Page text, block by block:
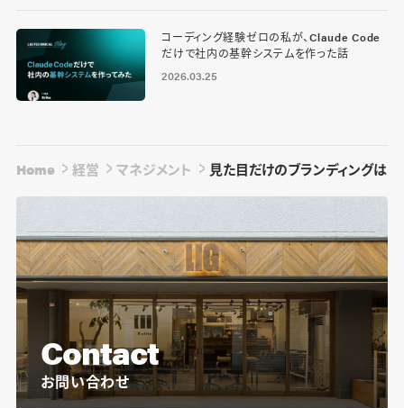
コーディング経験ゼロの私が、Claude Code
だけで社内の基幹システムを作った話
2026.03.25
Home 経営 マネジメント 見た目だけのブランディングは
Contact
お問い合わせ